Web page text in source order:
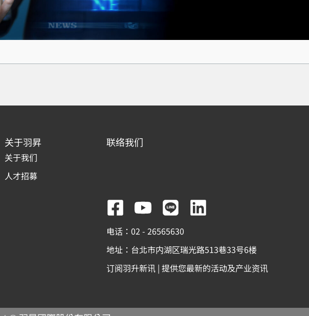
关于羽昇
关于我们
人才招募
联络我们
F
a
c
e
b
Y
o
u
t
u
L
i
n
e
L
n
k
e
电话：02 - 26565630
地址：台北市内湖区瑞光路513巷33号6楼
订阅羽升新讯 | 提供您最新的活动及产业资讯